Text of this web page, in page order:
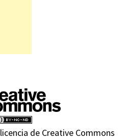
licencia de Creative Commons